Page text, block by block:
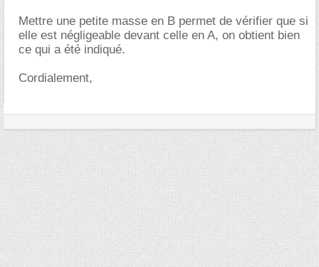
Mettre une petite masse en B permet de vérifier que si
elle est négligeable devant celle en A, on obtient bien
ce qui a été indiqué.
Cordialement,